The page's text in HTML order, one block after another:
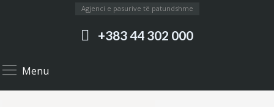
Agjenci e pasurive të patundshme
+383 44 302 000
Menu